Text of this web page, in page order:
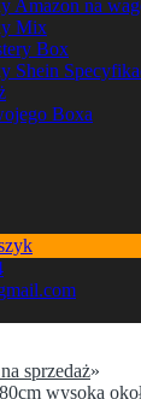
Amazon na
Mix
Box
Shein
Boxa
sprzedaż»
wysoka